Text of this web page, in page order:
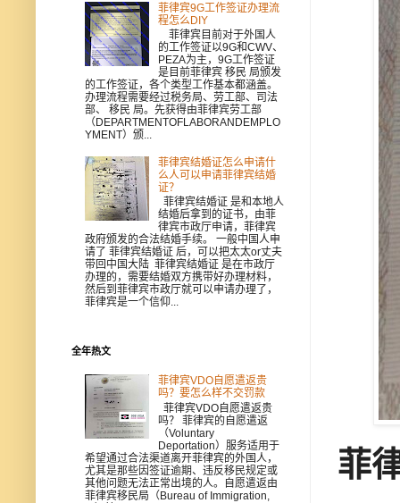
菲
菲律宾9G工作签证办理流
程怎么DIY
菲律宾目前对于外国人
的工作签证以9G和CWV、
PEZA为主，9G工作签证
是目前菲律宾 移民 局颁发
的工作签证，各个类型工作基本都涵盖。
办理流程需要经过税务局、劳工部、司法
部、 移民 局。先获得由菲律宾劳工部
（DEPARTMENTOFLABORANDEMPLO
YMENT）颁...
菲律宾结婚证怎么申请什
么人可以申请菲律宾结婚
证？
菲律宾结婚证 是和本地人
结婚后拿到的证书，由菲
律宾市政厅申请，菲律宾
政府颁发的合法结婚手续。 一般中国人申
请了 菲律宾结婚证 后，可以把太太or丈夫
带回中国大陆 菲律宾结婚证 是在市政厅
办理的，需要结婚双方携带好办理材料，
然后到菲律宾市政厅就可以申请办理了，
菲律宾是一个信仰...
全年热文
菲律宾VDO自愿遣返贵
吗？要怎么样不交罚款
菲律宾VDO自愿遣返贵
吗？ 菲律宾的自愿遣返
（Voluntary
Deportation）服务适用于
希望通过合法渠道离开菲律宾的外国人，
尤其是那些因签证逾期、违反移民规定或
其他问题无法正常出境的人。自愿遣返由
菲律宾移民局（Bureau of Immigration,